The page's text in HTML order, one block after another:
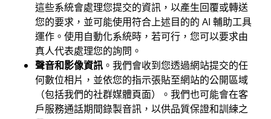
這些系統會處理您提交的資訊，以產生回覆或轉送
您的要求，並可能使用符合上述目的的 AI 輔助工具
運作。使用自動化系統時，若可行，您可以要求由
真人代表處理您的詢問。
聲音和影像資訊 。我們會收到您透過網站提交的任
何數位相片，並依您的指示張貼至網站的公開區域
（包括我們的社群媒體頁面）。我們也可能會在客
戶服務通話期間錄製音訊，以供品質保證和訓練之